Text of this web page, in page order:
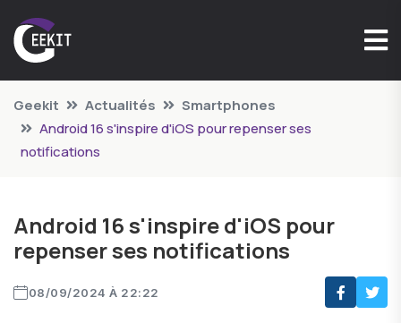
Geekit Actualités
Smartphones
Android 16 s'inspire d'iOS pour repenser ses
notifications
Android 16 s'inspire d'iOS pour
repenser ses notifications
08/09/2024 À 22:22